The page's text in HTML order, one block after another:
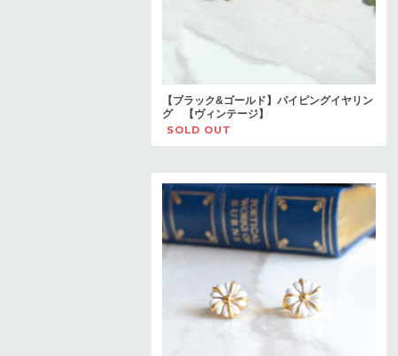
【ブラック&ゴールド】パイピングイヤリン
グ 【ヴィンテージ】
SOLD OUT